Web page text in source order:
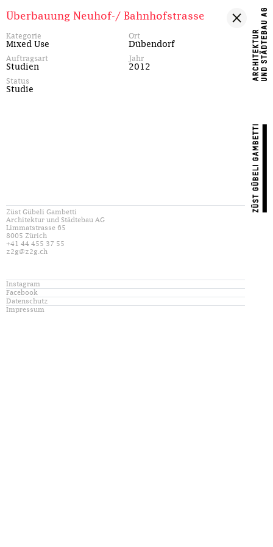
Überbauung Neuhof-/ Bahnhofstrasse
Kategorie
Mixed Use
Ort
Dübendorf
Auftragsart
Studien
Jahr
2012
Status
Studie
Züst Gübeli Gambetti
Architektur und Städtebau AG
Limmatstrasse 65
8005 Zürich
+41 44 455 37 55
z2g@z2g.ch
Instagram
Facebook
Datenschutz
Impressum